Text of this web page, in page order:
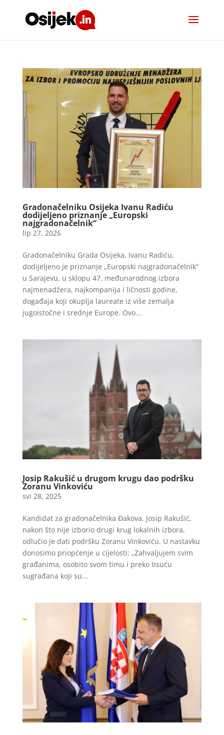
Gradonačelniku Osijeka Ivanu Radiću
dodijeljeno priznanje „Europski
najgradonačelnik“
lip 27, 2026
Gradonačelniku Grada Osijeka, Ivanu Radiću,
dodijeljeno je priznanje „Europski najgradonačelnik“
u Sarajevu, u sklopu 47. međunarodnog izbora
najmenadžera, najkompanija i ličnosti godine,
događaja koji okuplja laureate iz više zemalja
jugoistočne i srednje Europe. Ovo...
Josip Rakušić u drugom krugu dao podršku
Zoranu Vinkoviću
svi 28, 2025
Kandidat za gradonačelnika Đakova, Josip Rakušić,
nakon što nije izborio drugi krug lokalnih izbora,
odlučio je dati podršku Zoranu Vinkoviću. U nastavku
donosimo priopćenje u cijelosti: „Zahvaljujem svim
građanima, osobito svom timu i preko tisuću
sugrađana koji su...